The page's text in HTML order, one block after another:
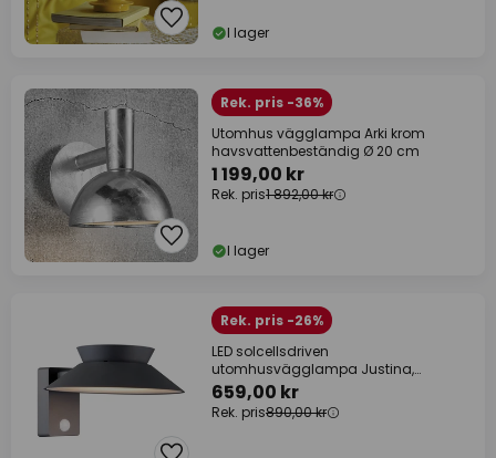
I lager
Rek. pris -36%
Utomhus vägglampa Arki krom
havsvattenbeständig Ø 20 cm
1 199,00 kr
Rek. pris1 892,00 kr
I lager
Rek. pris -26%
LED solcellsdriven
utomhusvägglampa Justina,
antracit, sensor, metall
659,00 kr
Rek. pris890,00 kr